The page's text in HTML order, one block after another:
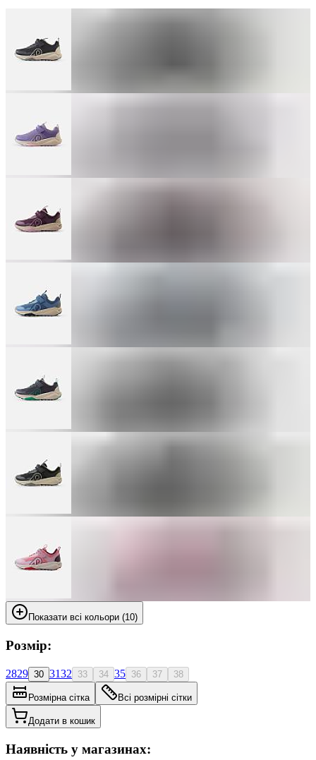
Показати всі кольори (10)
Розмір:
2829 30 3132 33 34 35 36 37 38
Розмірна сітка Всі розмірні сітки
Додати в кошик
Наявність у магазинах: